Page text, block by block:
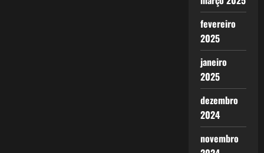
fevereiro
2025
janeiro
2025
dezembro
2024
novembro